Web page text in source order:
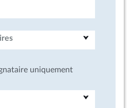
uniquement